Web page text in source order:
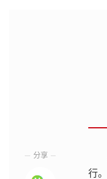
行。
分享